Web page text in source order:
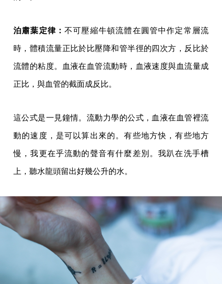
泊肅葉定律：不可壓縮牛頓流體在圓管中作定常層流
時，體積流量正比於比壓降和管半徑的四次方，反比於
流體的粘度。血液在血管流動時，血液速度與血流量成
正比，與血管的截面成反比。
這公式是一見鐘情。流動力學的公式，血液在血管裡流
動的速度，是可以算出來的。有些地方快，有些地方
慢，我更在乎流動的聲音有什麼差別。我趴在洗手槽
上，聽水龍頭留出好幾公升的水。